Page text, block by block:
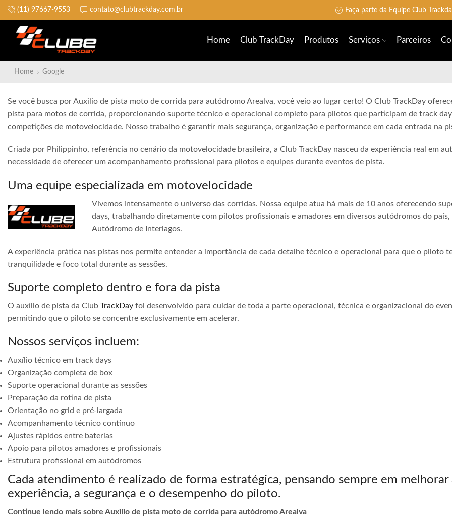
(11) 97667-9553 contato@clubtrackday.com.br
Não perca a largada Faça parte da Equipe Club
Home Club TrackDay Produtos Serviços Parceiros
Home Google
Se você busca por Auxilio de pista moto de corrida para autódromo Arealva, você veio ao lugar certo! O Club TrackDay
pista para motos de corrida, proporcionando suporte técnico e operacional completo para pilotos que participam de track
competições de motovelocidade. Nosso trabalho é garantir mais segurança, organização e performance em cada entrada na
Criada por Philippinho, referência no cenário da motovelocidade brasileira, a Club TrackDay nasceu da experiência real em
necessidade de oferecer um acompanhamento profissional para pilotos e equipes durante eventos de pista.
Uma equipe especializada em motovelocidade
Vivemos intensamente o universo das corridas. Nossa equipe atua há mais de 10 anos oferecendo
days, trabalhando diretamente com pilotos profissionais e amadores em diversos autódromos do
Autódromo de Interlagos.
A experiência prática nas pistas nos permite entender a importância de cada detalhe técnico e operacional para que o piloto
tranquilidade e foco total durante as sessões.
Suporte completo dentro e fora da pista
O auxílio de pista da Club TrackDay foi desenvolvido para cuidar de toda a parte operacional, técnica e organizacional do
permitindo que o piloto se concentre exclusivamente em acelerar.
Nossos serviços incluem:
Auxílio técnico em track days
Organização completa de box
Suporte operacional durante as sessões
Preparação da rotina de pista
Orientação no grid e pré-largada
Acompanhamento técnico contínuo
Ajustes rápidos entre baterias
Apoio para pilotos amadores e profissionais
Estrutura profissional em autódromos
Cada atendimento é realizado de forma estratégica, pensando sempre em melhorar
experiência, a segurança e o desempenho do piloto.
Continue lendo mais sobre Auxilio de pista moto de corrida para autódromo Arealva